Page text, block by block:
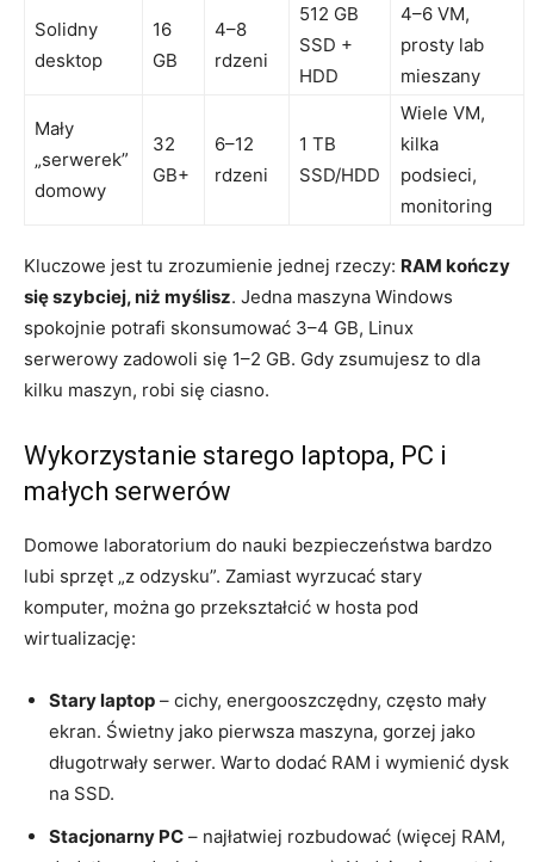
Solidny
desktop
16
GB
4–8
rdzeni
512 GB
SSD +
HDD
4–6 VM,
prosty lab
mieszany
Mały
„serwerek”
domowy
32
GB+
6–12
rdzeni
1 TB
SSD/HDD
Wiele VM,
kilka
podsieci,
monitoring
Kluczowe jest tu zrozumienie jednej rzeczy: RAM kończy
się szybciej, niż myślisz. Jedna maszyna Windows
spokojnie potrafi skonsumować 3–4 GB, Linux
serwerowy zadowoli się 1–2 GB. Gdy zsumujesz to dla
kilku maszyn, robi się ciasno.
Wykorzystanie starego laptopa, PC i
małych serwerów
Domowe laboratorium do nauki bezpieczeństwa bardzo
lubi sprzęt „z odzysku”. Zamiast wyrzucać stary
komputer, można go przekształcić w hosta pod
wirtualizację:
Stary laptop – cichy, energooszczędny, często mały
ekran. Świetny jako pierwsza maszyna, gorzej jako
długotrwały serwer. Warto dodać RAM i wymienić dysk
na SSD.
Stacjonarny PC – najłatwiej rozbudować (więcej RAM,